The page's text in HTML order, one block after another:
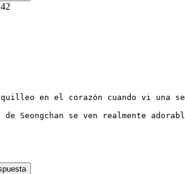
en el corazón cuando vi una
Seongchan se ven realmente